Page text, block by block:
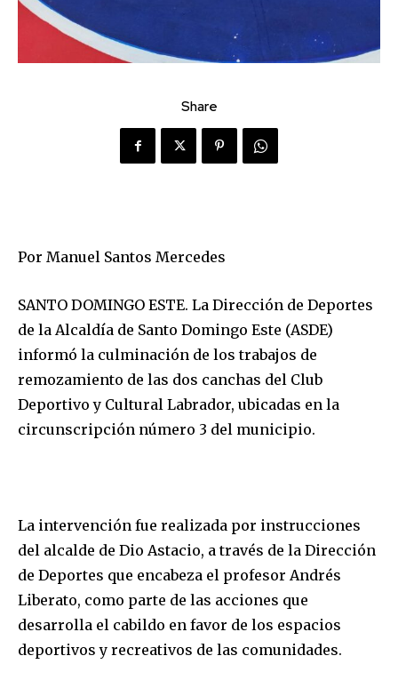
Share
Por Manuel Santos Mercedes
SANTO DOMINGO ESTE. La Dirección de Deportes
de la Alcaldía de Santo Domingo Este (ASDE)
informó la culminación de los trabajos de
remozamiento de las dos canchas del Club
Deportivo y Cultural Labrador, ubicadas en la
circunscripción número 3 del municipio.
La intervención fue realizada por instrucciones
del alcalde de Dio Astacio, a través de la Dirección
de Deportes que encabeza el profesor Andrés
Liberato, como parte de las acciones que
desarrolla el cabildo en favor de los espacios
deportivos y recreativos de las comunidades.